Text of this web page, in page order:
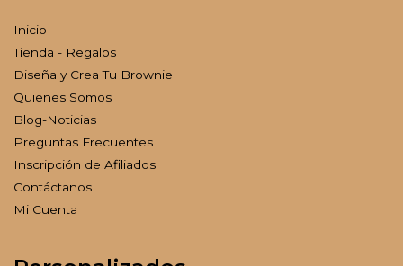
Inicio
Tienda - Regalos
Diseña y Crea Tu Brownie
Quienes Somos
Blog-Noticias
Preguntas Frecuentes
Inscripción de Afiliados
Contáctanos
Mi Cuenta